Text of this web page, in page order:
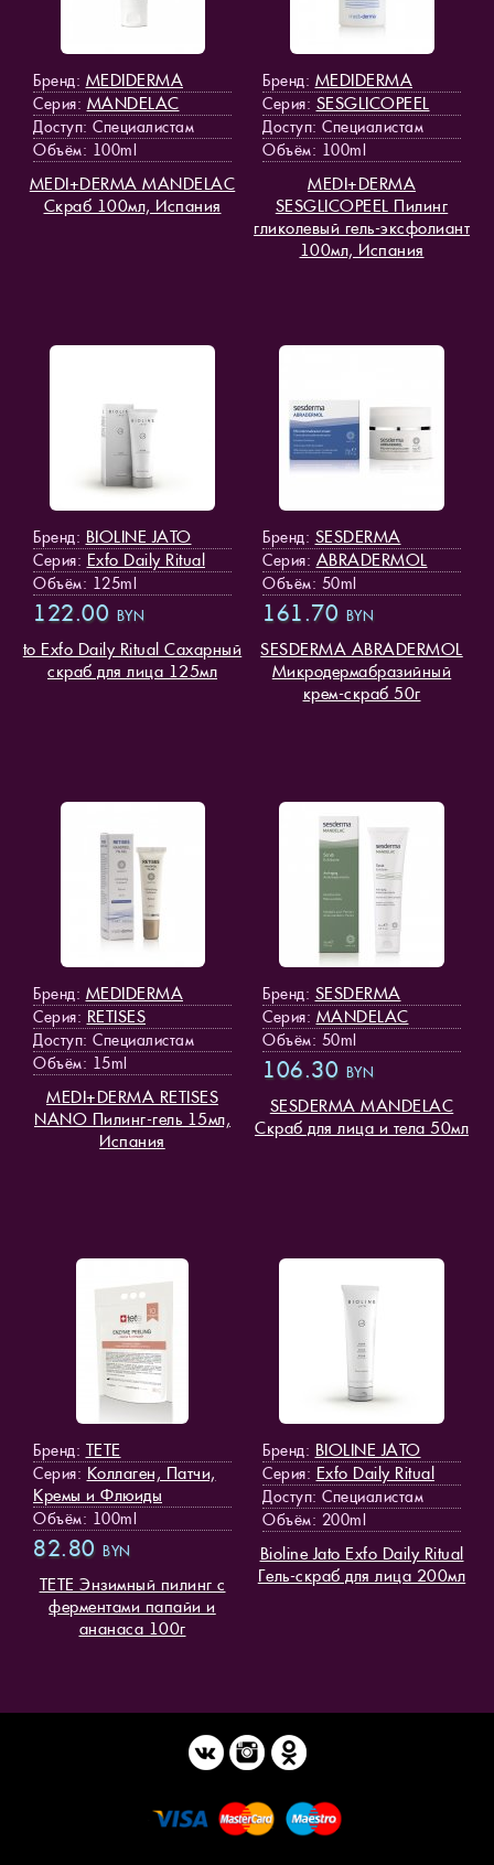
Бренд: MEDIDERMA
Серия: MANDELAC
Доступ: Специалистам
Объём: 100ml
MEDI+DERMA MANDELAC
Скраб 100мл, Испания
Бренд: MEDIDERMA
Серия: SESGLICOPEEL
Доступ: Специалистам
Объём: 100ml
MEDI+DERMA
SESGLICOPEEL Пилинг
гликолевый гель-эксфолиант
100мл, Испания
Бренд: BIOLINE JATO
Серия: Exfo Daily Ritual
Объём: 125ml
122.00 BYN
to Exfo Daily Ritual Сахарный
скраб для лица 125мл
Бренд: SESDERMA
Серия: ABRADERMOL
Объём: 50ml
161.70 BYN
SESDERMA ABRADERMOL
Микродермабразийный
крем-скраб 50г
Бренд: MEDIDERMA
Серия: RETISES
Доступ: Специалистам
Объём: 15ml
MEDI+DERMA RETISES
NANO Пилинг-гель 15мл,
Испания
Бренд: SESDERMA
Серия: MANDELAC
Объём: 50ml
106.30 BYN
SESDERMA MANDELAC
Скраб для лица и тела 50мл
Бренд: TETE
Серия: Коллаген, Патчи,
Кремы и Флюиды
Объём: 100ml
82.80 BYN
TETE Энзимный пилинг с
ферментами папайи и
ананаса 100г
Бренд: BIOLINE JATO
Серия: Exfo Daily Ritual
Доступ: Специалистам
Объём: 200ml
Bioline Jato Exfo Daily Ritual
Гель-скраб для лица 200мл